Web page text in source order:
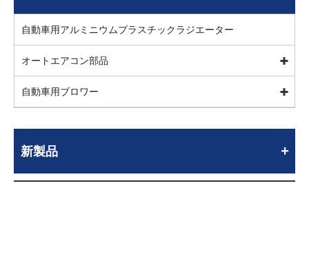
自動車用アルミニウムプラスチックラジエーター
オートエアコン部品
自動車用ブロワー
新製品